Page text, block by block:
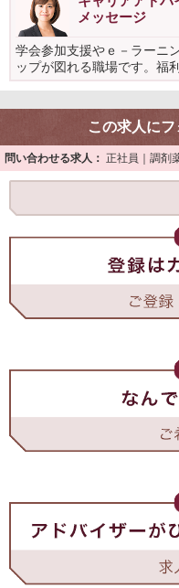
メッセージ
学会参加支援やｅ－ラーニ
ップが図れる職場です。福
この求人に
問い合わせる求人： 正社員｜調剤